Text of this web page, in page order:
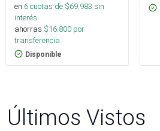
en 6cuotas de $69.983 sin
interés
ahorras $16.800 por
transferencia.
Disponible
Últimos Vistos